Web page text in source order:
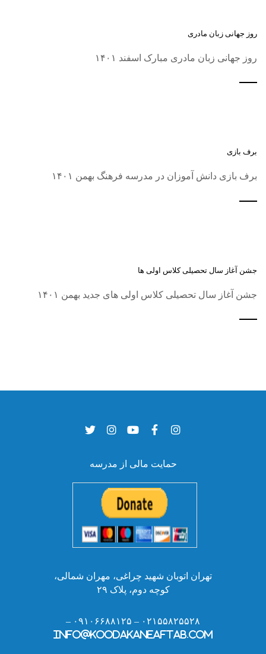
روز جهانی زبان مادری
روز جهانی زبان مادری مبارک اسفند ۱۴۰۱
برف بازی
برف بازی دانش آموزان در مدرسه فرهنگ بهمن ۱۴۰۱
جشن آغاز سال تحصیلی کلاس اولی ها
جشن آغاز سال تحصیلی کلاس اولی های جدید بهمن ۱۴۰۱
حمایت مالی از مدرسه
تهران اتوبان شهید چراغی، مهران شمالی،
کوچه دوم، پلاک ۲۹
۰۲۱۵۵۸۲۵۵۲۸ – ۰۹۱۰۶۶۸۸۱۲۵ –
info@koodakaneaftab.com